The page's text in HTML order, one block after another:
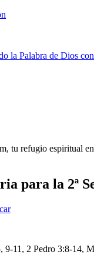
la Palabra de Dios
tu refugio espiritual
para la 2ª
9-11, 2 Pedro 3:8-14,